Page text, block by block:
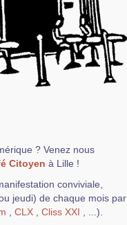
? Venez nous
Citoyen à Lille !
conviviale,
jeudi) de chaque mois par
CLX Cliss XXI , ...).